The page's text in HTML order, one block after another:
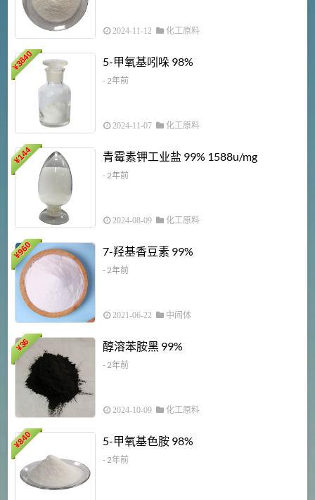
2024-11-12 化工原料
¥
3840 5-甲氧基吲哚 98%
- 2年前
2024-11-07 化工原料
¥
144 青霉素钾工业盐 99% 1588u/mg
- 2年前
2024-08-09 化工原料
¥
960 7-羟基香豆素 99%
- 2年前
2021-06-22 中间体
¥
36 醇溶苯胺黑 99%
- 2年前
2024-10-09 化工原料
¥
840 5-甲氧基色胺 98%
- 2年前